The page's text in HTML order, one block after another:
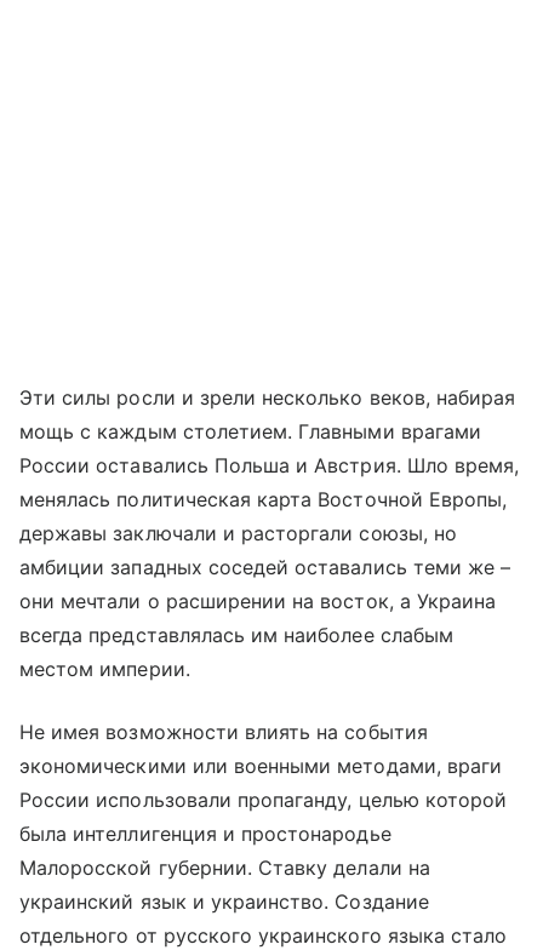
Эти силы росли и зрели несколько веков, набирая
мощь с каждым столетием. Главными врагами
России оставались Польша и Австрия. Шло время,
менялась политическая карта Восточной Европы,
державы заключали и расторгали союзы, но
амбиции западных соседей оставались теми же –
они мечтали о расширении на восток, а Украина
всегда представлялась им наиболее слабым
местом империи.
Не имея возможности влиять на события
экономическими или военными методами, враги
России использовали пропаганду, целью которой
была интеллигенция и простонародье
Малоросской губернии. Ставку делали на
украинский язык и украинство. Создание
отдельного от русского украинского языка стало